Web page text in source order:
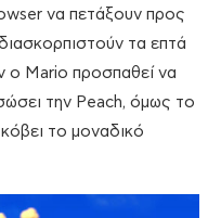
να πετάξουν προς
τα επτά
ο Mario προσπαθεί να
την Peach, όμως το
το μοναδικό